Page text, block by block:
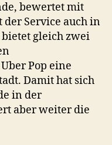
bewertet mit
Service auch in
gleich zwei
Pop eine
Damit hat sich
in der
aber weiter die